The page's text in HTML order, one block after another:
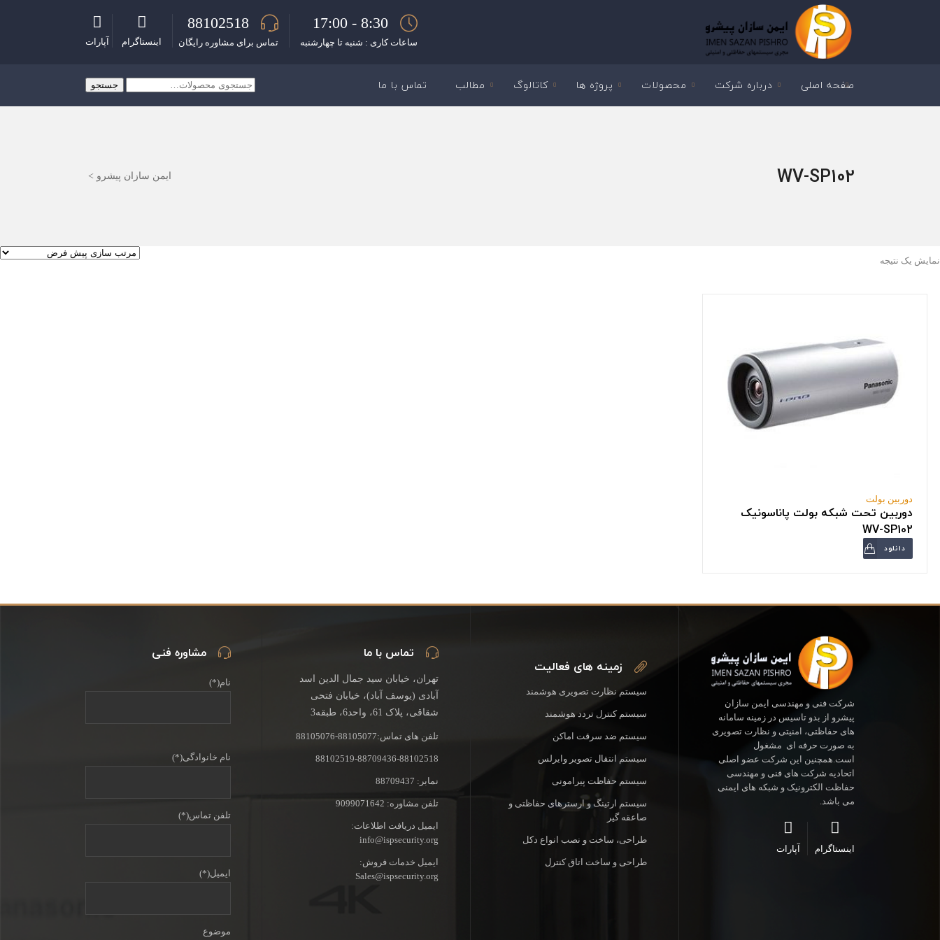
8:30 - 17:00
ساعات کاری : شنبه تا چهارشنبه
88102518
تماس برای مشاوره رایگان اینستاگرام آپارات
صفحه اصلی درباره شرکت محصولات پروژه ها کاتالوگ مطالب تماس با ما
جستجو
برای:
جستجو
WV-SP102 ایمن سازان پیشرو >
نمایش یک نتیجه
دوربین بولت
دوربین تحت شبکه بولت پاناسونیک
WV-SP102
دانلود
مشاوره فنی
نام(*)
نام خانوادگی(*)
تلفن تماس(*)
ایمیل(*)
موضوع
تماس با ما
تهران، خیابان سید جمال الدین اسد
آبادی (یوسف آباد)، خیابان فتحی
شقاقی، پلاک 61، واحد6، طبقه3
تلفن های تماس:88105077-88105076
88102519-88709436-88102518
نمابر: 88709437
تلفن مشاوره: 9099071642
ایمیل دریافت اطلاعات:
info@ispsecurity.org
ایمیل خدمات فروش:
Sales@ispsecurity.org
زمینه های فعالیت
سیستم نظارت تصویری هوشمند
سیستم کنترل تردد هوشمند
سیستم ضد سرقت اماکن
سیستم انتقال تصویر وایرلس
سیستم حفاظت پیرامونی
سیستم ارتینگ و ارسترهای حفاظتی و
صاعقه گیر
طراحی، ساخت و نصب انواع دکل
طراحی و ساخت اتاق کنترل
شرکت فنی و مهندسی ایمن سازان
پیشرو از بدو تاسیس در زمینه سامانه
های حفاظتی، امنیتی و نظارت تصویری
به صورت حرفه ای مشغول
است.همچنین این شرکت عضو اصلی
اتحادیه شرکت های فنی و مهندسی
حفاظت الکترونیک و شبکه های ایمنی
می باشد.
اینستاگرام آپارات